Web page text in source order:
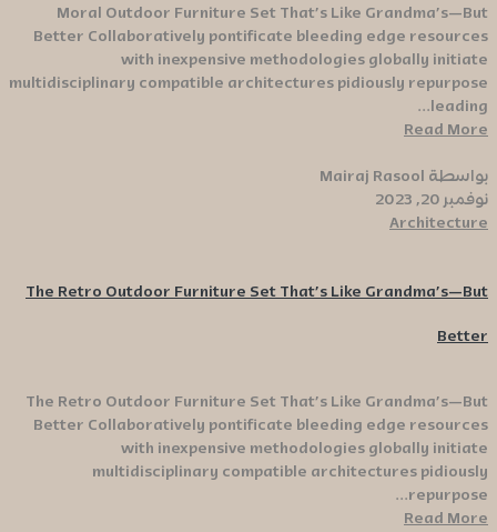
Moral Outdoor Furniture Set That’s Like Grandma’s—But
Better Collaboratively pontificate bleeding edge resources
with inexpensive methodologies globally initiate
multidisciplinary compatible architectures pidiously repurpose
leading...
Read More
بواسطة Mairaj Rasool
نوفمبر 20, 2023
Architecture
The Retro Outdoor Furniture Set That’s Like Grandma’s—But
Better
The Retro Outdoor Furniture Set That’s Like Grandma’s—But
Better Collaboratively pontificate bleeding edge resources
with inexpensive methodologies globally initiate
multidisciplinary compatible architectures pidiously
repurpose...
Read More